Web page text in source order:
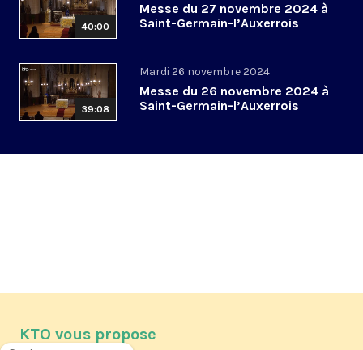
40:00
Messe du 27 novembre 2024 à
Saint-Germain-l’Auxerrois
39:08
Mardi 26 novembre 2024
Messe du 26 novembre 2024 à
Saint-Germain-l’Auxerrois
KTO vous propose